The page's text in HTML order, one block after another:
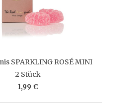
SPARKLING ROSÉ MINI
2 Stück
1,99 €